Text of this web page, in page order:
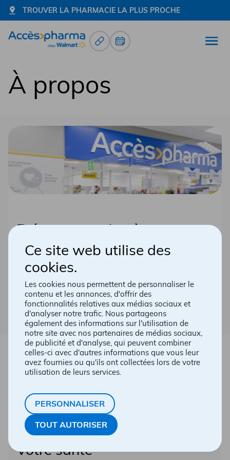
Ce site web utilise des
cookies.
Les cookies nous permettent de personnaliser le
contenu et les annonces, d'offrir des
fonctionnalités relatives aux médias sociaux et
d'analyser notre trafic. Nous partageons
également des informations sur l'utilisation de
notre site avec nos partenaires de médias sociaux,
de publicité et d'analyse, qui peuvent combiner
celles-ci avec d'autres informations que vous leur
avez fournies ou qu'ils ont collectées lors de votre
utilisation de leurs services.
PERSONNALISER
TOUT AUTORISER
TROUVER LA PHARMACIE LA PLUS PROCHE
Allez à la page d'accueil
Renouvellement d’ordonnance
Prendre un rendez-vous
À propos
Découvrez Accès
pharma chez Walmart
Chez Accès pharma, la disponibilité et
l’accessibilité aux soins de santé sont nos
priorités et cela se traduit dans les 66
pharmacies affiliées à travers le Québec.
Votre santé